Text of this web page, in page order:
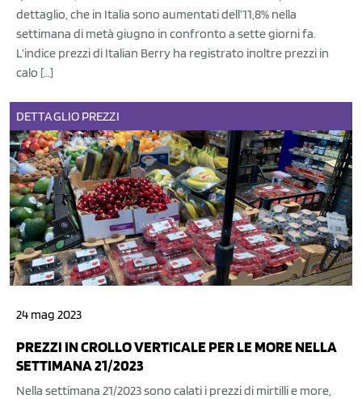
dettaglio, che in Italia sono aumentati dell’11,8% nella
settimana di metà giugno in confronto a sette giorni fa.
L’indice prezzi di Italian Berry ha registrato inoltre prezzi in
calo […]
DETTAGLIO PREZZI
24 mag 2023
PREZZI IN CROLLO VERTICALE PER LE MORE NELLA
SETTIMANA 21/2023
Nella settimana 21/2023 sono calati i prezzi di mirtilli e more,